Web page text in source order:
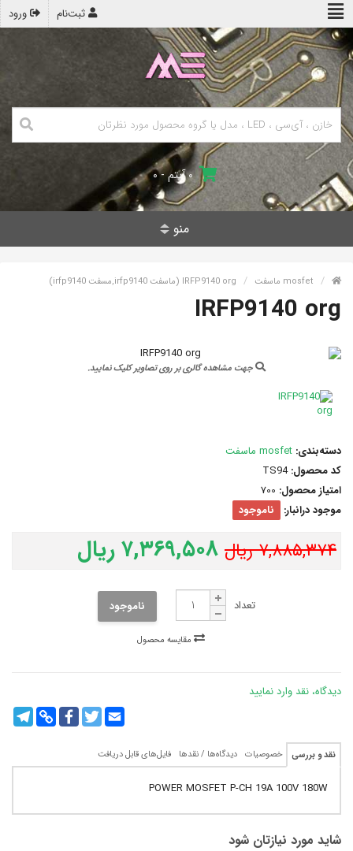
ورود ثبت‌نام
۰ آیتم - ۰
منو
mosfet ماسفت IRFP9140 org (ماسفت irfp9140,مسفت irfp9140)
IRFP9140 org
جهت مشاهده گالری بر روی تصاویر کلیک نمایید.
دسته‌بندی: mosfet ماسفت
کد محصول:TS94
امتیاز محصول: 700
موجود درانبار:
ناموجود
۷,۸۸۵,۳۷۴ ریال ۷,۳۶۹,۵۰۸ ریال
تعداد ناموجود
دیدگاه، نقد وارد نمایید
Copy
Link
FacebookTwitterEmail
نقد و بررسی خصوصیات دیدگاه‌ها / نقدها فایل‌های قابل دریافت
POWER MOSFET P-CH 19A 100V 180W
شاید مورد نیازتان شود